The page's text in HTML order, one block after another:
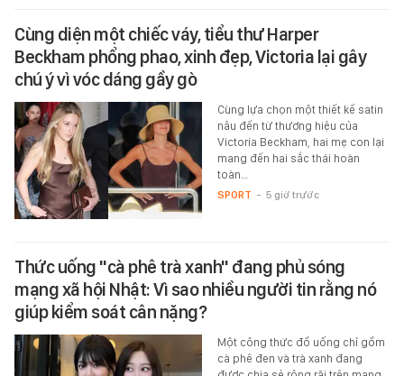
Cùng diện một chiếc váy, tiểu thư Harper
Beckham phổng phao, xinh đẹp, Victoria lại gây
chú ý vì vóc dáng gầy gò
Cùng lựa chọn một thiết kế satin
nâu đến từ thương hiệu của
Victoria Beckham, hai mẹ con lại
mang đến hai sắc thái hoàn
toàn…
SPORT - 5 giờ trước
Thức uống "cà phê trà xanh" đang phủ sóng
mạng xã hội Nhật: Vì sao nhiều người tin rằng nó
giúp kiểm soát cân nặng?
Một công thức đồ uống chỉ gồm
cà phê đen và trà xanh đang